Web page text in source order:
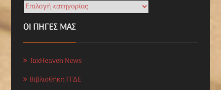
ΟΙ ΠΗΓΕΣ ΜΑΣ
TaxHeaven News
Βιβλιοθήκη ΓΓΔΕ